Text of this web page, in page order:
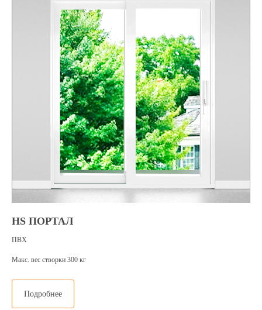
HS ПОРТАЛ
ПВХ
Макс. вес створки 300 кг
Подробнее